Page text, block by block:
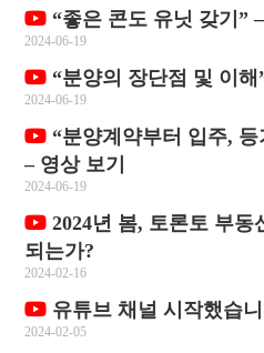
“좋은 콘도 유닛 갖기”
2024-06-19
“분양의 장단점 및 이해
2024-06-19
“분양계약부터 입주,
– 영상 보기
2024-06-19
2024년 봄, 토론토 부
되는가?
2024-02-16
유튜브 채널 시작했습
2024-02-05